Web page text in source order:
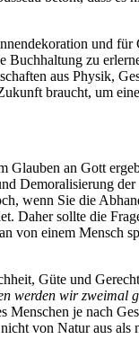
und für
Buchhaltung zu
aus Physik,
braucht, um
Glauben an Gott
Demoralisierung
wenn Sie die
Daher sollte die
von einem Mensch
Güte und
werden wir zweimal
Menschen je nach
von Natur aus als